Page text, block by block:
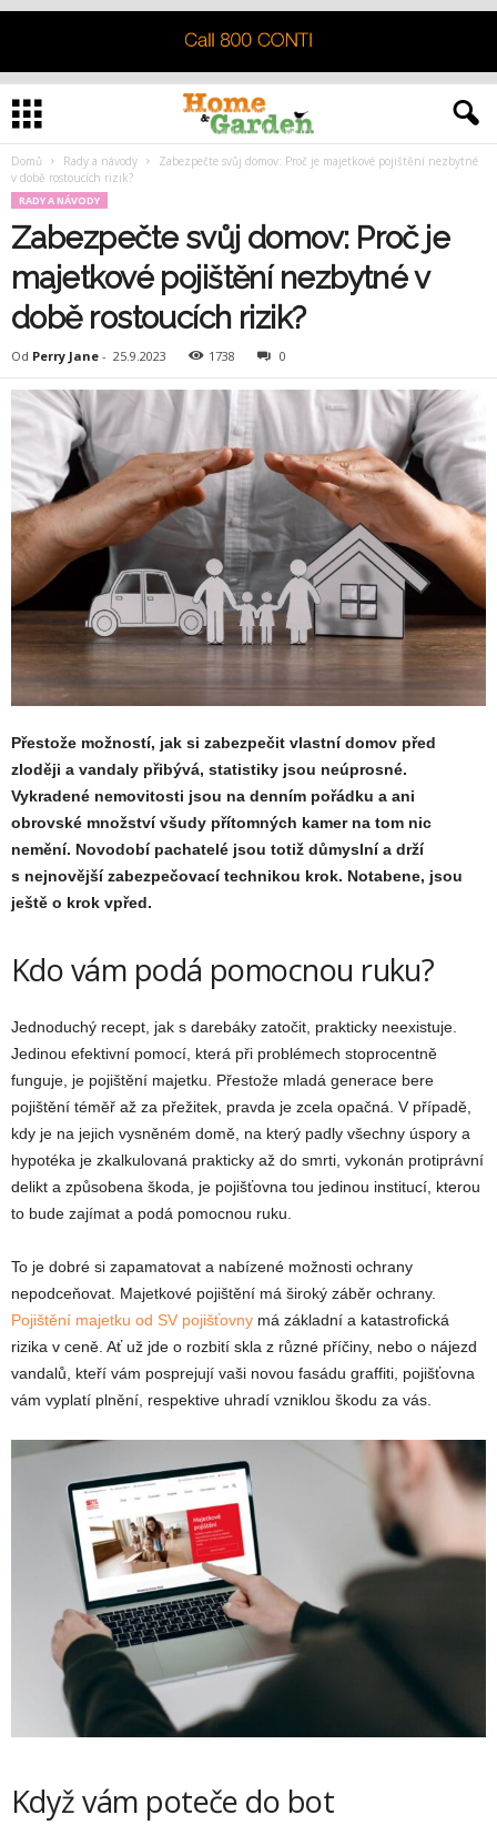
Domů Rady a návody
Zabezpečte svůj domov: Proč je majetkové pojištění nezbytné
v době rostoucích rizik?
RADY A NÁVODY
Zabezpečte svůj domov: Proč je
majetkové pojištění nezbytné v
době rostoucích rizik?
Od Perry Jane - 25.9.2023 1738 0
Přestože možností, jak si zabezpečit vlastní domov před
zloději a vandaly přibývá, statistiky jsou neúprosné.
Vykradené nemovitosti jsou na denním pořádku a ani
obrovské množství všudy přítomných kamer na tom nic
nemění. Novodobí pachatelé jsou totiž důmyslní a drží
s nejnovější zabezpečovací technikou krok. Notabene, jsou
ještě o krok vpřed.
Kdo vám podá pomocnou ruku?
Jednoduchý recept, jak s darebáky zatočit, prakticky neexistuje.
Jedinou efektivní pomocí, která při problémech stoprocentně
funguje, je pojištění majetku. Přestože mladá generace bere
pojištění téměř až za přežitek, pravda je zcela opačná. V případě,
kdy je na jejich vysněném domě, na který padly všechny úspory a
hypotéka je zkalkulovaná prakticky až do smrti, vykonán protiprávní
delikt a způsobena škoda, je pojišťovna tou jedinou institucí, kterou
to bude zajímat a podá pomocnou ruku.
To je dobré si zapamatovat a nabízené možnosti ochrany
nepodceňovat. Majetkové pojištění má široký záběr ochrany.
Pojištění majetku od SV pojišťovny má základní a katastrofická
rizika v ceně. Ať už jde o rozbití skla z různé příčiny, nebo o nájezd
vandalů, kteří vám posprejují vaši novou fasádu graffiti, pojišťovna
vám vyplatí plnění, respektive uhradí vzniklou škodu za vás.
Když vám poteče do bot